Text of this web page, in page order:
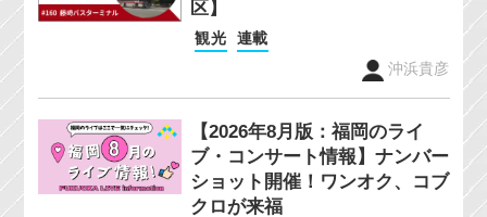
区】
観光
連載
沖浜貴彦
【2026年8月版：福岡のライ
ブ・コンサート情報】ナンバー
ショット開催！ワンオク、コブ
クロが来福